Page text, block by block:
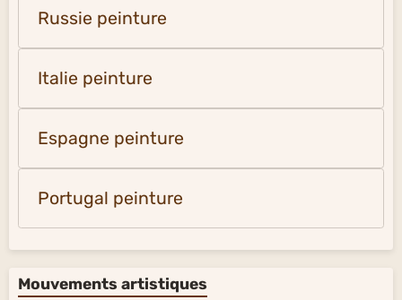
Russie peinture
Italie peinture
Espagne peinture
Portugal peinture
Mouvements artistiques